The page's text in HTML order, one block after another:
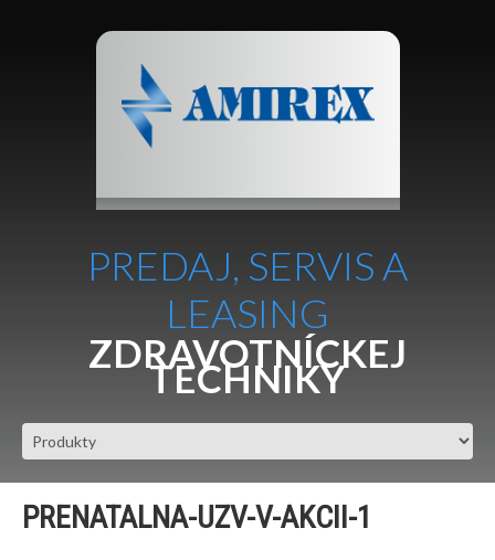
PREDAJ, SERVIS A
LEASING
ZDRAVOTNÍCKEJ
TECHNIKY
PRENATALNA-UZV-V-AKCII-1